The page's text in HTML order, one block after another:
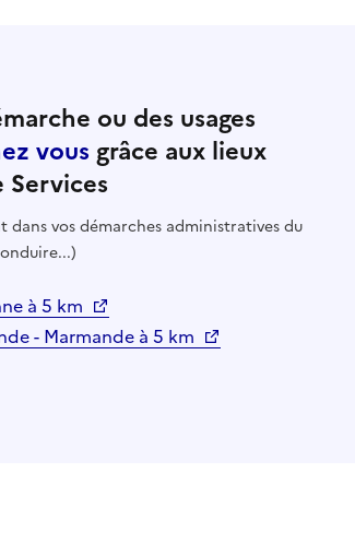
ou des usages
vous grâce aux lieux
dans vos démarches administratives du
à 5 km
- Marmande à 5 km